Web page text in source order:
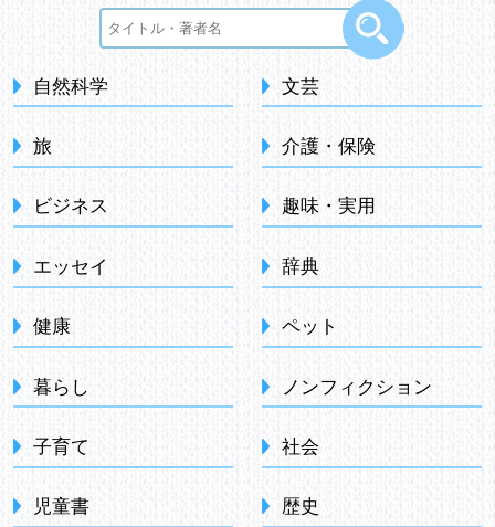
自然科学
旅
ビジネス
エッセイ
健康
暮らし
子育て
児童書
文芸
介護・保険
趣味・実用
辞典
ペット
ノンフィクション
社会
歴史